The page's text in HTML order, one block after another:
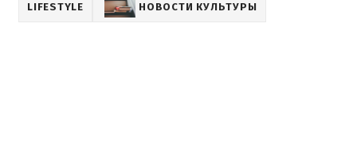
LIFESTYLE НОВОСТИ КУЛЬТУРЫ